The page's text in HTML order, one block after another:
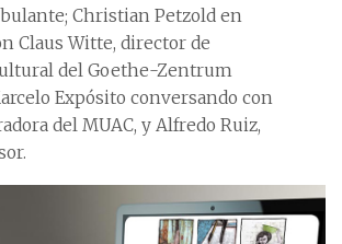
Christian Petzold en
Claus Witte, director de
del Goethe-Zentrum
Expósito conversando con
del MUAC, y Alfredo Ruiz,